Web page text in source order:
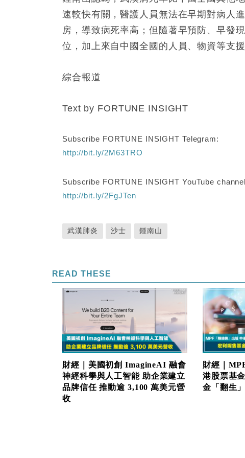
速較快有關，醫護人員無法在早期對病人
房，導致病死率高；但隨著早預防、早發
位，加上來自中國全國的人員、物資等支
綜合報道
Text by FORTUNE INSIGHT
Subscribe FORTUNE INSIGHT Telegram:
http://bit.ly/2M63TRO
Subscribe FORTUNE INSIGHT YouTube
http://bit.ly/2FgJTen
武漢肺炎 沙士 鍾南山
READ THESE
財經｜美國初創 ImagineAI 融會
神經科學與人工智能 助企業建立
品牌信任 推動逾 3,100 萬美元營
收
財經｜
港股票基
金「翻生